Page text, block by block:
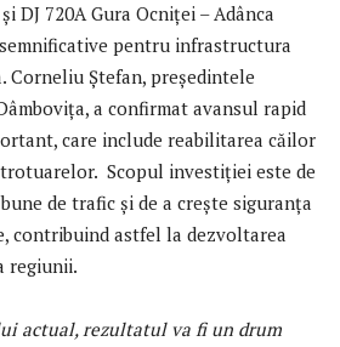
DJ 720A Gura Ocniței – Adânca
pentru infrastructura
Corneliu Ștefan, președintele
a confirmat avansul rapid
care include reabilitarea căilor
Scopul investiției este de
de trafic și de a crește siguranța
contribuind astfel la dezvoltarea
regiunii.
actual, rezultatul va fi un drum